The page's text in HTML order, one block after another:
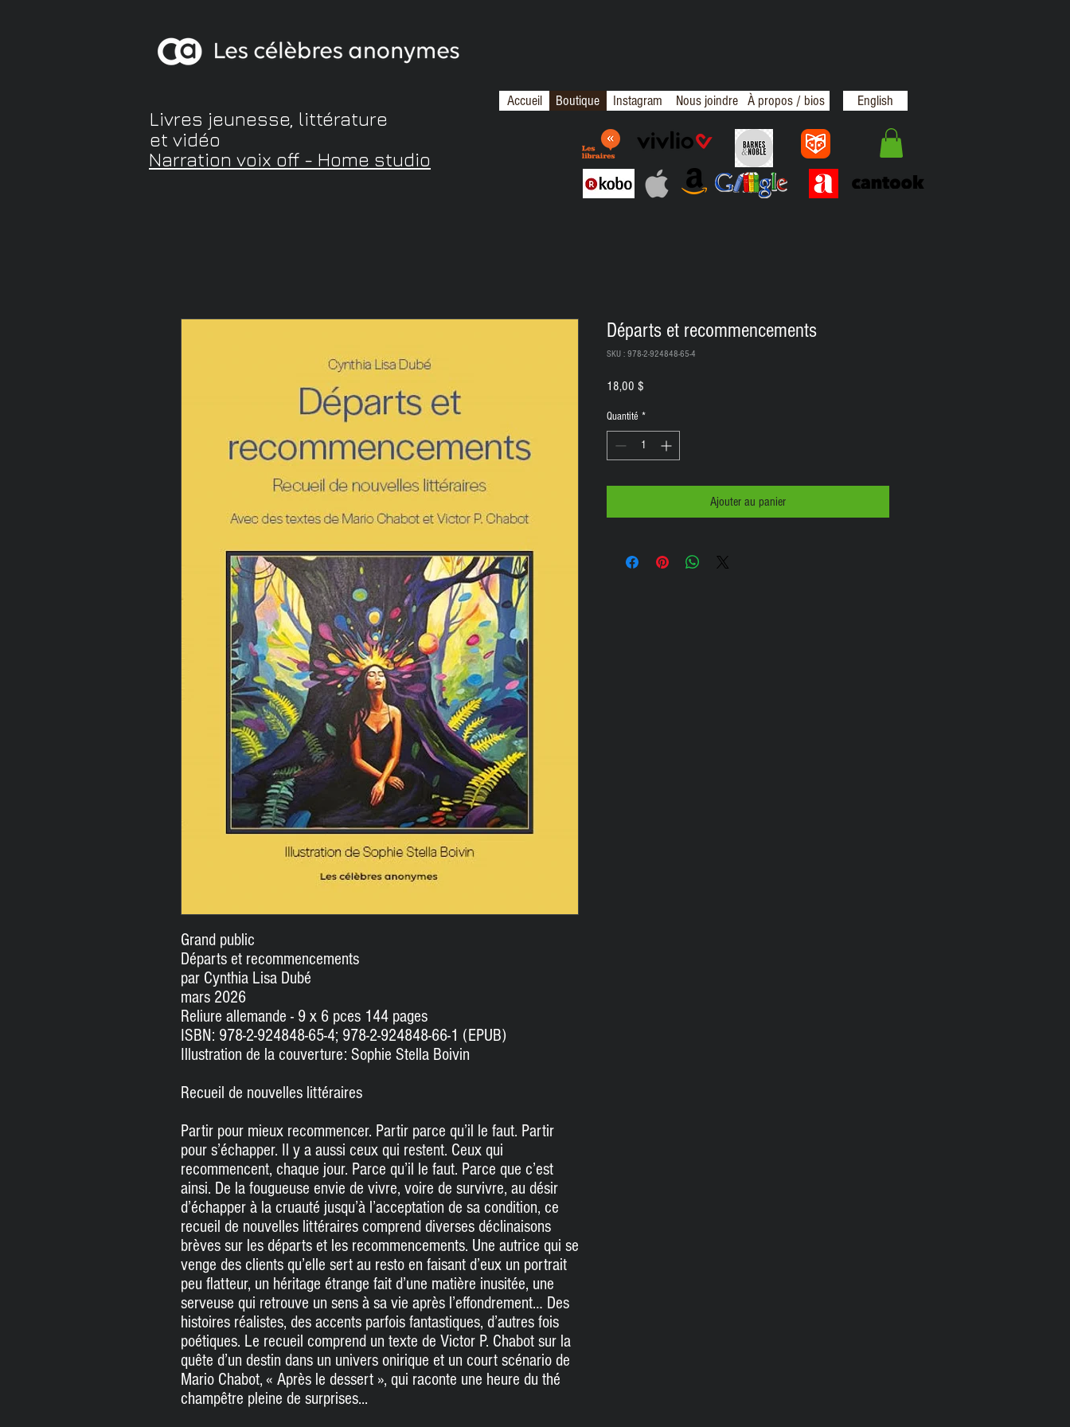
Livres jeunesse, littérature
et vidéo
Narration voix off - Home studio
Instagram
Boutique
Accueil Nous joindre À propos / bios English
Grand public
Départs et recommencements
par Cynthia Lisa Dubé
mars 2026
Reliure allemande - 9 x 6 pces 144 pages
ISBN: 978-2-924848-65-4; 978-2-924848-66-1 (EPUB)
Illustration de la couverture: Sophie Stella Boivin
Recueil de nouvelles littéraires
Partir pour mieux recommencer. Partir parce qu’il le faut. Partir
pour s’échapper. Il y a aussi ceux qui restent. Ceux qui
recommencent, chaque jour. Parce qu’il le faut. Parce que c’est
ainsi. De la fougueuse envie de vivre, voire de survivre, au désir
d’échapper à la cruauté jusqu’à l’acceptation de sa condition, ce
recueil de nouvelles littéraires comprend diverses déclinaisons
brèves sur les départs et les recommencements. Une autrice qui se
venge des clients qu’elle sert au resto en faisant d’eux un portrait
peu flatteur, un héritage étrange fait d’une matière inusitée, une
serveuse qui retrouve un sens à sa vie après l’effondrement… Des
histoires réalistes, des accents parfois fantastiques, d’autres fois
poétiques. Le recueil comprend un texte de Victor P. Chabot sur la
quête d’un destin dans un univers onirique et un court scénario de
Mario Chabot, « Après le dessert », qui raconte une heure du thé
champêtre pleine de surprises...
Départs et recommencements
SKU : 978-2-924848-65-4
18,00 $
Quantité *
Ajouter au panier